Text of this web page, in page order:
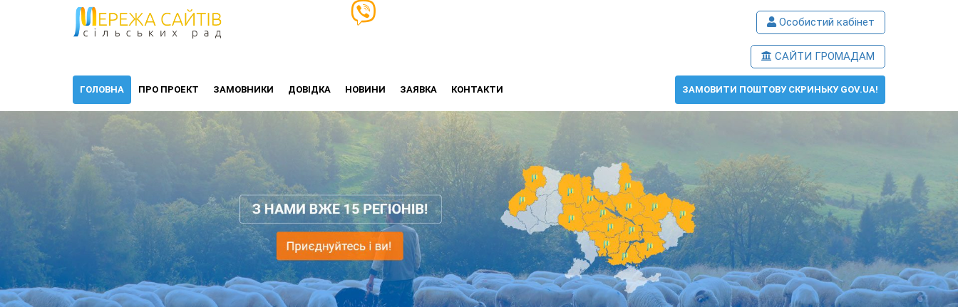
Особистий кабінет
САЙТИ ГРОМАДАМ
ГОЛОВНА ПРО ПРОЕКТ ЗАМОВНИКИ ДОВІДКА НОВИНИ ЗАЯВКА КОНТАКТИ ЗАМОВИТИ ПОШТОВУ СКРИНЬКУ GOV.UA!